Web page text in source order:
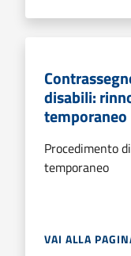
disabili:
temporaneo
Procedimento
temporaneo
VAI ALLA